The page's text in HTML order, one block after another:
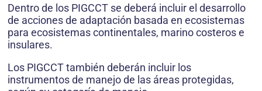
Dentro de los PIGCCT se deberá incluir el desarrollo
de acciones de adaptación basada en ecosistemas
para ecosistemas continentales, marino costeros e
insulares.
Los PIGCCT también deberán incluir los
instrumentos de manejo de las áreas protegidas,